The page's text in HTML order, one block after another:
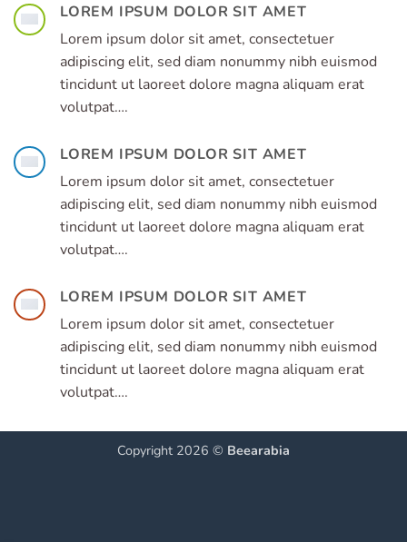
LOREM IPSUM DOLOR SIT AMET
Lorem ipsum dolor sit amet, consectetuer
adipiscing elit, sed diam nonummy nibh euismod
tincidunt ut laoreet dolore magna aliquam erat
volutpat….
LOREM IPSUM DOLOR SIT AMET
Lorem ipsum dolor sit amet, consectetuer
adipiscing elit, sed diam nonummy nibh euismod
tincidunt ut laoreet dolore magna aliquam erat
volutpat….
LOREM IPSUM DOLOR SIT AMET
Lorem ipsum dolor sit amet, consectetuer
adipiscing elit, sed diam nonummy nibh euismod
tincidunt ut laoreet dolore magna aliquam erat
volutpat….
Copyright 2026 © Beearabia